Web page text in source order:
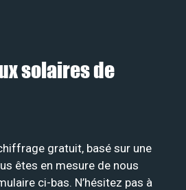
solaires de
gratuit, basé sur une
êtes en mesure de nous
ci-bas. N’hésitez pas à